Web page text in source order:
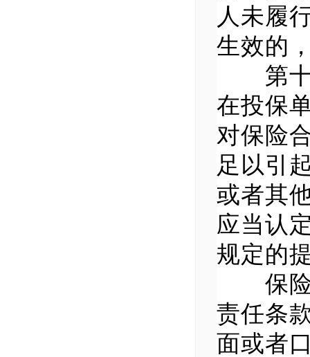
人未履
生效的
第十
在投保
对保险
足以引
或者其
应当认
规定的
保险
责任条
面或者